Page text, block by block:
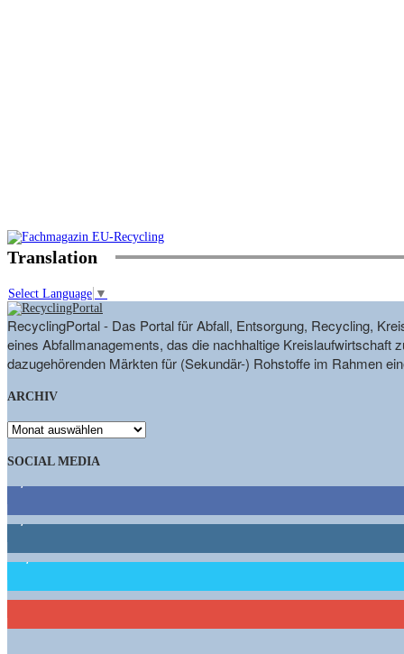
Translation
Select Language ▼
RecyclingPortal - Das Portal für Abfall, Entsorgung, Recycling,
eines Abfallmanagements, das die nachhaltige
dazugehörenden Märkten für (Sekundär-) Rohstoffe im Rahmen
ARCHIV
ARCHIV
SOCIAL MEDIA
1,662 Follower
15,658 Follower
460 Abonnenten